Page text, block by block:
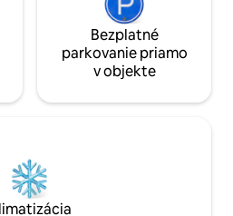
Bezplatné
parkovanie priamo
v objekte